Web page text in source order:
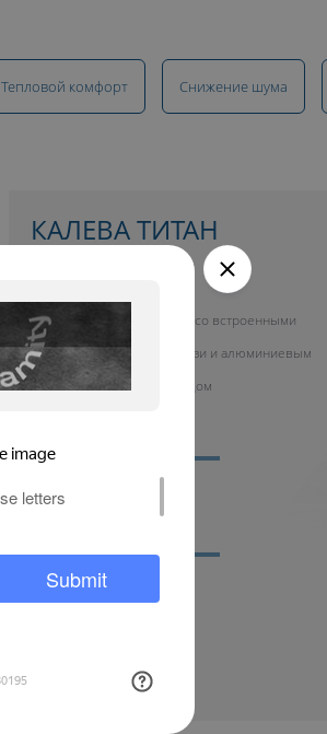
Тепловой комфорт Снижение шума
КАЛЕВА ТИТАН
купить окно от 26 700 руб.
Окно со встроенными
жалюзи и алюминиевым
фасадом